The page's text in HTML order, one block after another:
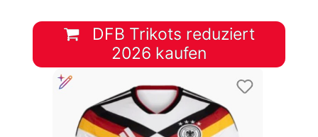
DFB Trikots reduziert
2026 kaufen